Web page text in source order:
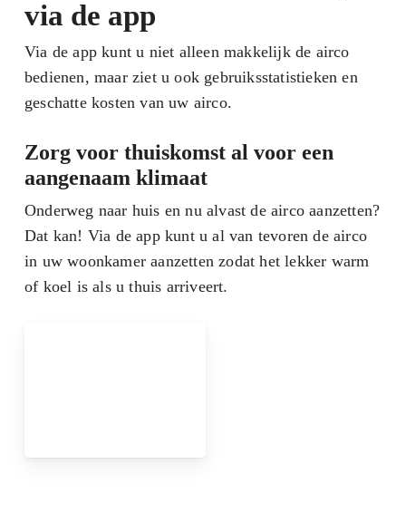
via de app
Via de app kunt u niet alleen makkelijk de airco
bedienen, maar ziet u ook gebruiksstatistieken en
geschatte kosten van uw airco.
Zorg voor thuiskomst al voor een
aangenaam klimaat
Onderweg naar huis en nu alvast de airco aanzetten?
Dat kan! Via de app kunt u al van tevoren de airco
in uw woonkamer aanzetten zodat het lekker warm
of koel is als u thuis arriveert.